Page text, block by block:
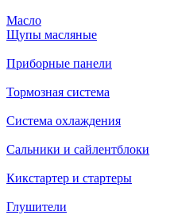
Масло
Щупы масляные
Приборные панели
Тормозная система
Система охлаждения
Сальники и сайлентблоки
Кикстартер и стартеры
Глушители